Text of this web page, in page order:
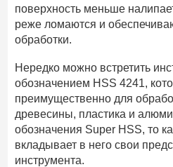
поверхность меньше
реже ломаются и
обработки.
Нередко можно встретить
обозначением HSS 4241,
преимущественно для
древесины, пластика и
обозначения Super HSS, то
вкладывает в него свои
инструмента.